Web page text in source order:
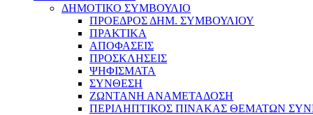
ΔΗΜΟΤΙΚΟ ΣΥΜΒΟΥΛΙΟ
ΠΡΟΕΔΡΟΣ ΔΗΜ. ΣΥΜΒΟΥΛΙΟΥ
ΠΡΑΚΤΙΚΑ
ΑΠΟΦΑΣΕΙΣ
ΠΡΟΣΚΛΗΣΕΙΣ
ΨΗΦΙΣΜΑΤΑ
ΣΥΝΘΕΣΗ
ΖΩΝΤΑΝΗ ΑΝΑΜΕΤΑΔΟΣΗ
ΠΕΡΙΛΗΠΤΙΚΟΣ ΠΙΝΑΚΑΣ ΘΕΜΑΤΩΝ